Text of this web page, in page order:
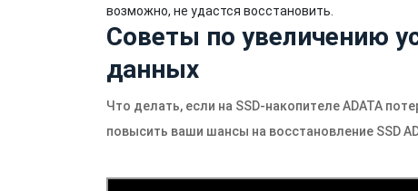
возможно, не удастся восстановить.
Советы по увеличению
данных
Что делать, если на SSD-накопителе ADATA
повысить ваши шансы на восстановление SSD